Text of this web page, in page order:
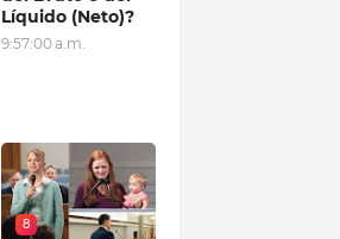
Líquido (Neto)?
9:57:00 a.m.
8